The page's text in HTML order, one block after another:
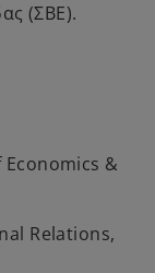
(ΣΒΕ).
&
Relations,